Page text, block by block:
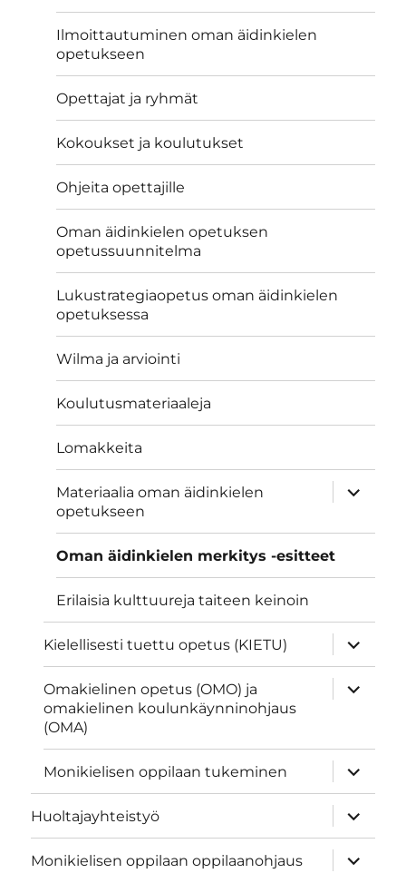
Ilmoittautuminen oman äidinkielen
opetukseen
Opettajat ja ryhmät
Kokoukset ja koulutukset
Ohjeita opettajille
Oman äidinkielen opetuksen
opetussuunnitelma
Lukustrategiaopetus oman äidinkielen
opetuksessa
Wilma ja arviointi
Koulutusmateriaaleja
Lomakkeita
Materiaalia oman äidinkielen
opetukseen
näytä
Oman äidinkielen merkitys -esitteet
Erilaisia kulttuureja taiteen keinoin
Kielellisesti tuettu opetus (KIETU)
näytä
Omakielinen opetus (OMO) ja
omakielinen koulunkäynninohjaus
(OMA)
näytä
Monikielisen oppilaan tukeminen
näytä
Huoltajayhteistyö
näytä
Monikielisen oppilaan oppilaanohjaus
näytä